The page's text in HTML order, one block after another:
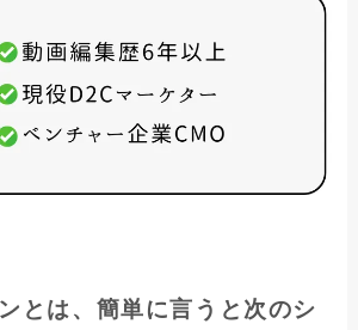
とは、簡単に言うと次のシ